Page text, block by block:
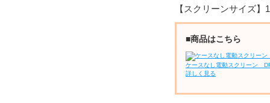
【スクリーンサイズ】
■商品はこちら
ケースなし電動スクリーン
詳しく見る